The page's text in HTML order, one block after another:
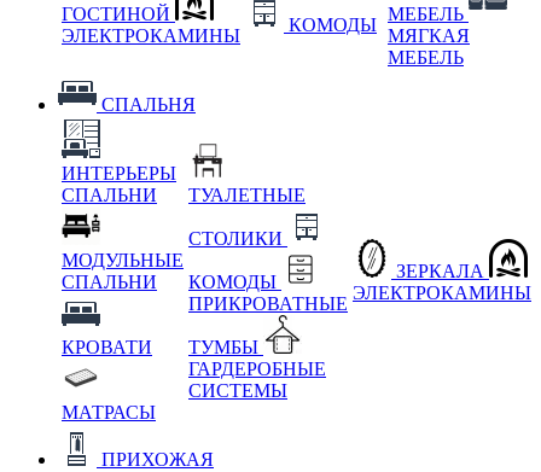
ГОСТИНОЙ
ЭЛЕКТРОКАМИНЫ
КОМОДЫ
МЕБЕЛЬ
МЯГКАЯ
МЕБЕЛЬ
СПАЛЬНЯ
ИНТЕРЬЕРЫ
СПАЛЬНИ
МОДУЛЬНЫЕ
СПАЛЬНИ
КРОВАТИ
МАТРАСЫ
ТУАЛЕТНЫЕ
СТОЛИКИ
КОМОДЫ
ПРИКРОВАТНЫЕ
ТУМБЫ
ГАРДЕРОБНЫЕ
СИСТЕМЫ
ЗЕРКАЛА
ЭЛЕКТРОКАМИНЫ
ПРИХОЖАЯ